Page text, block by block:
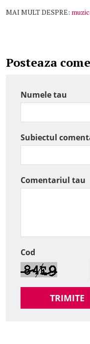
MAI MULT DESPRE:
Posteaza
Numele tau
Subiectul
Comentariul tau
Cod
TRIMITE